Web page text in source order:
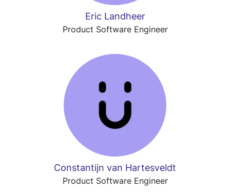
Eric Landheer
Product Software Engineer
Constantijn van Hartesveldt
Product Software Engineer